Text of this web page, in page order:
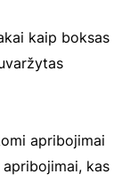
kaip boksas
apribojimai
kas